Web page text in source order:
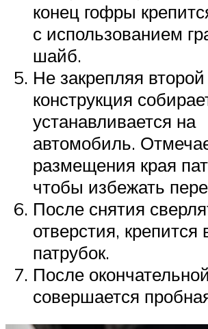
конец гофры
с использованием
шайб.
Не закрепляя
конструкция
устанавливается на
автомобиль.
размещения края
чтобы избежать
После снятия
отверстия, крепится
патрубок.
После
совершается